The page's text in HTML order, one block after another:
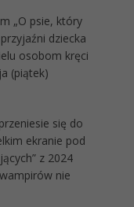
„O psie, który
dziecka
osobom kręci
(piątek)
się do
ekranie pod
z 2024
nie